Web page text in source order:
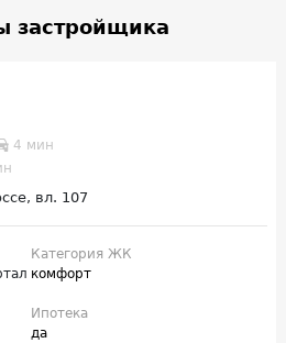
застройщика
4 мин
вл. 107
Категория ЖК
комфорт
Ипотека
да